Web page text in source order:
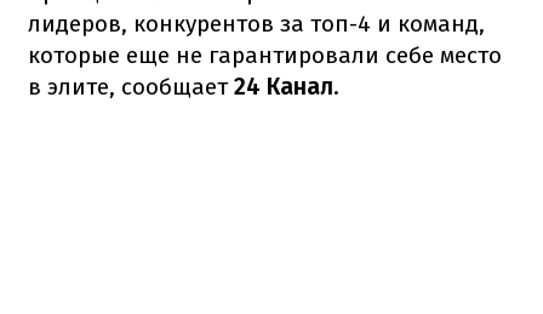
лидеров, конкурентов за топ-4 и команд,
которые еще не гарантировали себе место
в элите, сообщает24 Канал.